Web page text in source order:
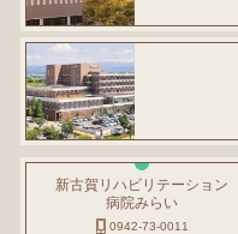
新古賀リハビリテーション
病院みらい
0942-73-0011